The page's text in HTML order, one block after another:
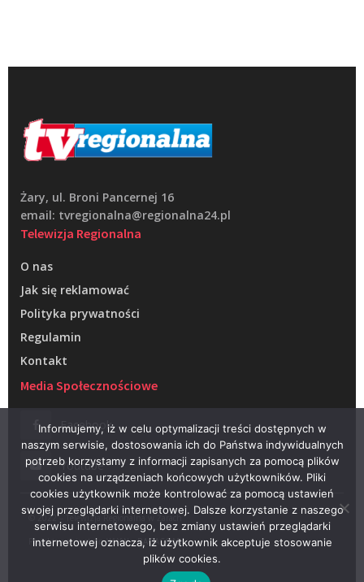
Żary, ul. Broni Pancernej 16
email: tvregionalna@regionalna24.pl
Telewizja Regionalna
O nas
Jak się reklamować
Polityka prywatności
Regulamin
Kontakt
Media Społecznościowe
Facebook
Youtube
© 2022 – Telewizja Regionalna w Żarach
Projektowanie stron WWW –RAGACOM
Informujemy, iż w celu optymalizacji treści dostępnych w
naszym serwisie, dostosowania ich do Państwa indywidualnych
potrzeb korzystamy z informacji zapisanych za pomocą plików
cookies na urządzeniach końcowych użytkowników. Pliki
cookies użytkownik może kontrolować za pomocą ustawień
swojej przeglądarki internetowej. Dalsze korzystanie z naszego
serwisu internetowego, bez zmiany ustawień przeglądarki
internetowej oznacza, iż użytkownik akceptuje stosowanie
plików cookies.